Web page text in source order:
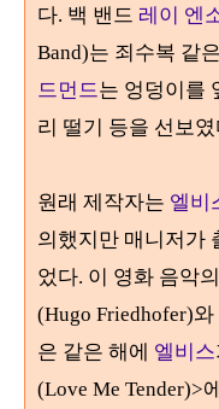
다. 백 밴드 레이 엔
Band)는 죄수복 같
드먼드는 엉덩이를
리 떨기 등을 선보
원래 제작자는 엘비
의했지만 매니저가
었다. 이 영화 음악
(Hugo Friedhofer)와
은 같은 해에 엘비스
(Love Me Tender)>